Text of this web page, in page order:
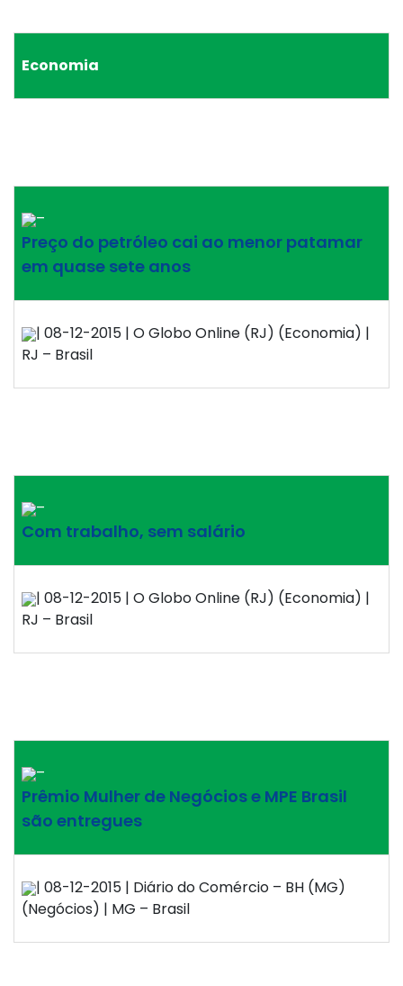
Economia
–
Preço do petróleo cai ao menor patamar
em quase sete anos
| 08-12-2015 | O Globo Online (RJ) (Economia) |
RJ – Brasil
–
Com trabalho, sem salário
| 08-12-2015 | O Globo Online (RJ) (Economia) |
RJ – Brasil
–
Prêmio Mulher de Negócios e MPE Brasil
são entregues
| 08-12-2015 | Diário do Comércio – BH (MG)
(Negócios) | MG – Brasil